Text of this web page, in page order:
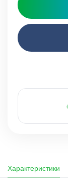
Характеристики